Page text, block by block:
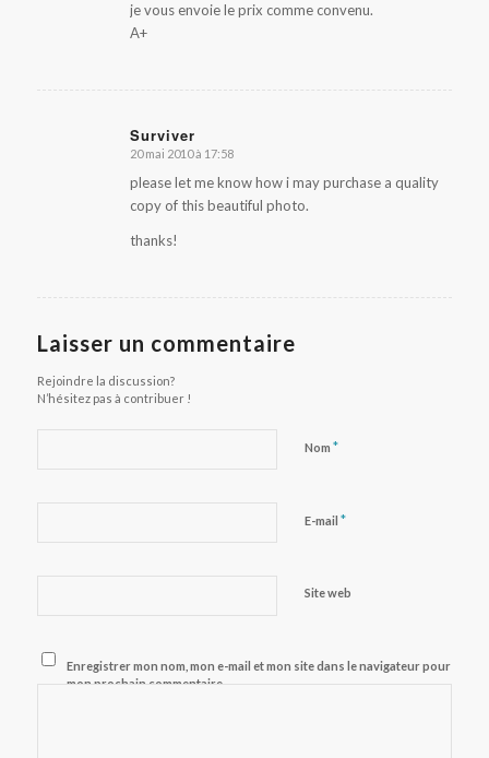
je vous envoie le prix comme convenu.
A+
Surviver
dit
20 mai 2010 à 17:58
please let me know how i may purchase a quality
copy of this beautiful photo.
thanks!
Laisser un commentaire
Rejoindre la discussion?
N’hésitez pas à contribuer !
Nom *
E-mail *
Site web
Enregistrer mon nom, mon e-mail et mon site dans le navigateur pour
mon prochain commentaire.